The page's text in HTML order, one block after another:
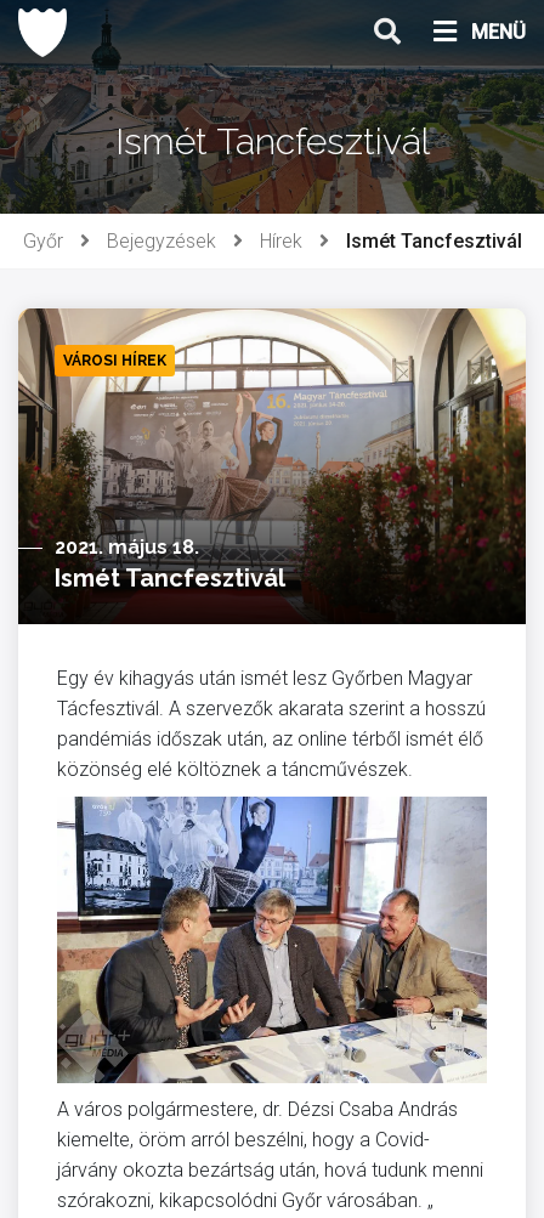
Ugrás
tartalomhoz
MENÜ
Ismét Tancfesztivál
Győr Bejegyzések Hírek Ismét Tancfesztivál
VÁROSI HÍREK
2021. május 18.
Ismét Tancfesztivál
Egy év kihagyás után ismét lesz Győrben Magyar
Tácfesztivál. A szervezők akarata szerint a hosszú
pandémiás időszak után, az online térből ismét élő
közönség elé költöznek a táncművészek.
A város polgármestere, dr. Dézsi Csaba András
kiemelte, öröm arról beszélni, hogy a Covid-
járvány okozta bezártság után, hová tudunk menni
szórakozni, kikapcsolódni Győr városában. „